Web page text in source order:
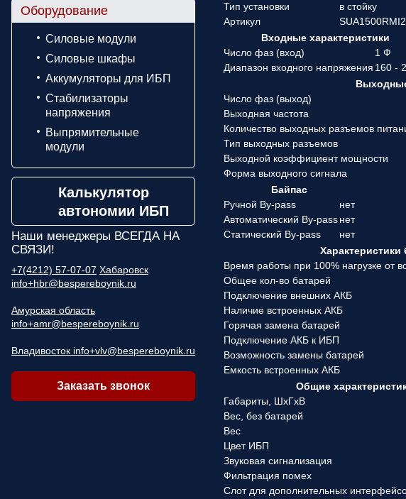
Оборудование
Силовые модули
Силовые шкафы
Аккумуляторы для ИБП
Стабилизаторы
напряжения
Выпрямительные
модули
Калькулятор
автономии ИБП
Наши менеджеры ВСЕГДА НА
СВЯЗИ!
+7(4212) 57-07-07 Хабаровск
info+hbr@bespereboynik.ru
Амурская область
info+amr@bespereboynik.ru
Владивосток info+vlv@bespereboynik.ru
Заказать звонок
Тип установки
в стойку
Артикул
Входные характеристики
Число фаз (вход)
1 Ф
Диапазон входного напряжения 160 -
Число фаз (выход)
Выходная частота
Количество выходных разъемов
Тип выходных разъемов
Выходной коэффициент мощности
Форма выходного сигнала
Байпас
Ручной By-pass
нет
Автоматический By-passнет
Статический By-pass
нет
Характеристики
Время работы при 100% нагрузке от
Общее кол-во батарей
Подключение внешних АКБ
Наличие встроенных АКБ
Горячая замена батарей
Подключение АКБ к ИБП
Возможность замены батарей
Емкость встроенных АКБ
Общие
Габариты, ШхГхВ
Вес, без батарей
Вес
Цвет ИБП
Звуковая сигнализация
Фильтрация помех
Слот для дополнительных